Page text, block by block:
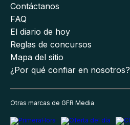
Contáctanos
FAQ
El diario de hoy
Reglas de concursos
Mapa del sitio
¿Por qué confiar en nosotros?
Otras marcas de GFR Media